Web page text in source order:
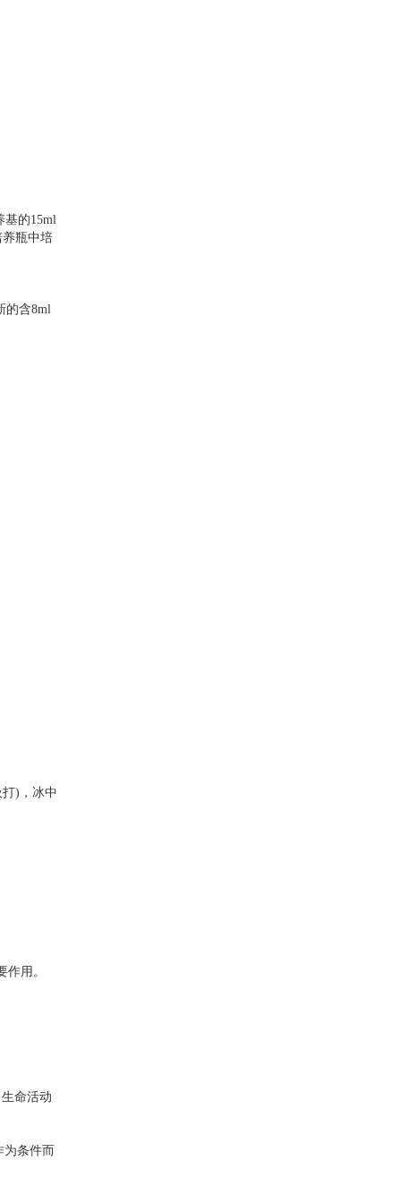
基的15ml
养瓶中培
的含8ml
)，冰中
用。
命活动
条件而